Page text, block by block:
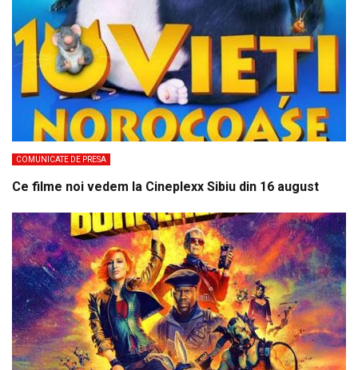
COMUNICATE DE PRESA
Ce filme noi vedem la Cineplexx Sibiu din 16 august